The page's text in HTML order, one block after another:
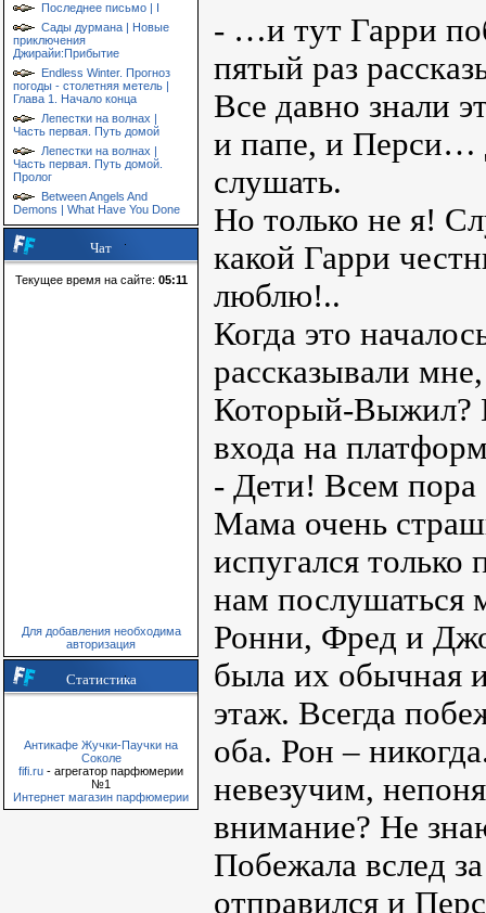
Последнее письмо | I
Сады дурмана | Новые
приключения
Джирайи:Прибытие
Endless Winter. Прогноз
погоды - столетняя метель |
Глава 1. Начало конца
Лепестки на волнах |
Часть первая. Путь домой
Лепестки на волнах |
Часть первая. Путь домой.
Пролог
Between Angels And
Demons | What Have You Done
Чат
Текущее время на сайте: 05:11
Для добавления необходима
авторизация
Статистика
Антикафе Жучки-Паучки на
Соколе
fifi.ru - агрегатор парфюмерии
№1
Интернет магазин парфюмерии
- …и тут Гарри
пятый раз
Все давно знали
и папе, и Перси…
слушать.
Но только не я!
какой Гарри
люблю!..
Когда это
рассказывали
Который-Выжил?
входа на
- Дети! Всем пора
Мама очень
испугался только
нам послушаться
Ронни, Фред и
была их обычная
этаж. Всегда
оба. Рон –
невезучим,
внимание? Не
Побежала вслед
отправился и